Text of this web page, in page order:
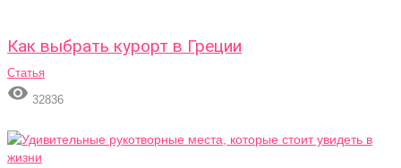
Как выбрать курорт в Греции
Статья
 32836